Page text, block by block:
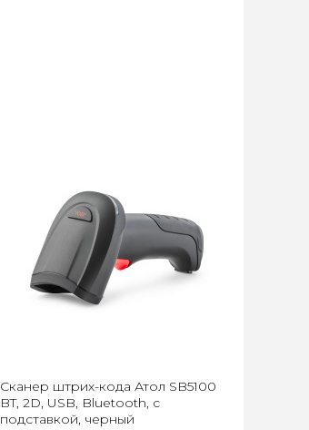
Сканер штрих-кода Атол SB5100
BT, 2D, USB, Bluetooth, c
подставкой, черный